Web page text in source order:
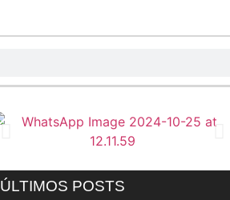
ÚLTIMOS POSTS